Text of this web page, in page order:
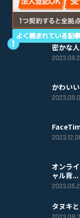
よく読まれている記事
密かな
かわい
オンラ
ャル背...
タヌキ